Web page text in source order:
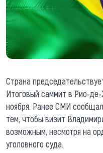
Страна
Итоговый саммит в Рио-
ноября. Ранее СМИ
тем, чтобы визит
возможным, несмотря на
уголовного суда.